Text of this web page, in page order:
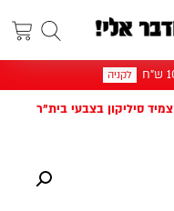
לקניה
צמיד סיליקון בצבעי בית"ר